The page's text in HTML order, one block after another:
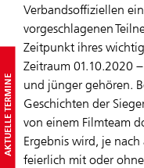
Verbandsoffiziellen
vorgeschlagenen
Zeitpunkt ihres
Zeitraum 01.10.2020
und jünger gehören.
Geschichten der
von einem Filmteam
Ergebnis wird, je
feierlich mit oder
AKTUELLE TERMINE